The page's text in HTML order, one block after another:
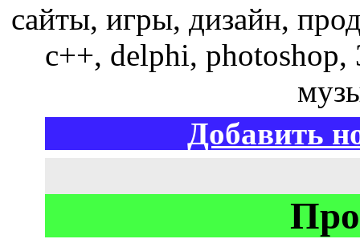
сайты, игры, дизайн,
c++, delphi, photoshop,
Добавить